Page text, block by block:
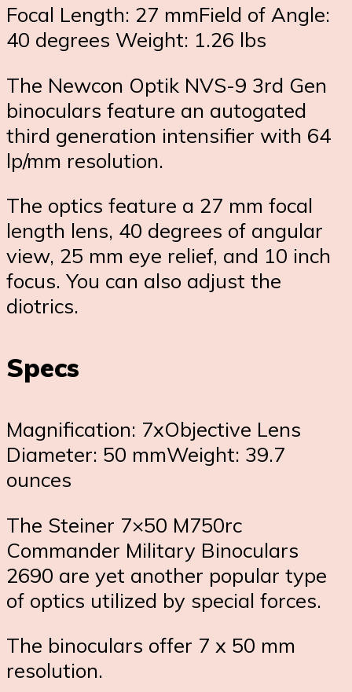
Focal Length: 27 mmField of Angle:
40 degrees Weight: 1.26 lbs
The Newcon Optik NVS-9 3rd Gen
binoculars feature an autogated
third generation intensifier with 64
lp/mm resolution.
The optics feature a 27 mm focal
length lens, 40 degrees of angular
view, 25 mm eye relief, and 10 inch
focus. You can also adjust the
diotrics.
Specs
Magnification: 7xObjective Lens
Diameter: 50 mmWeight: 39.7
ounces
The Steiner 7×50 M750rc
Commander Military Binoculars
2690 are yet another popular type
of optics utilized by special forces.
The binoculars offer 7 x 50 mm
resolution.